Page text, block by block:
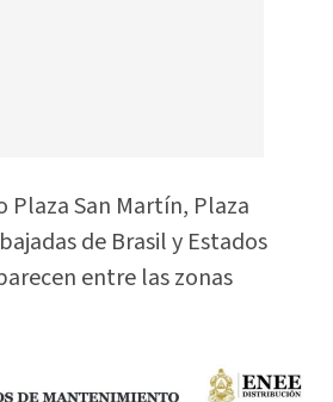
San Martín, Plaza
de Brasil y Estados
entre las zonas